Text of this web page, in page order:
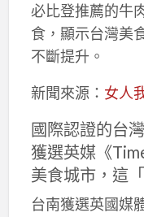
必比登推薦的牛
食，顯示台灣美
不斷提升。
新聞來源： 女人
國際認證的台
獲選英媒《
美食城市，這
台南獲選英國媒